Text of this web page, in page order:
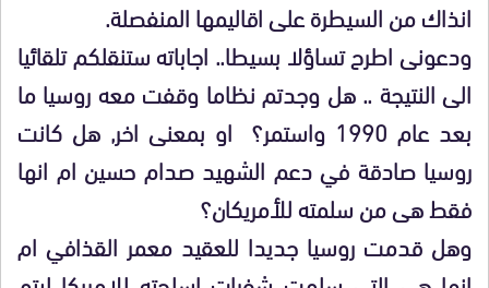
انذاك من السيطرة على اقاليمها المنفصلة.
ودعونى اطرح تساؤلا بسيطا.. اجاباته ستنقلكم تلقائيا
الى النتيجة .. هل وجدتم نظاما وقفت معه روسيا ما
بعد عام 1990 واستمر؟ او بمعنى اخر, هل كانت
روسيا صادقة في دعم الشهيد صدام حسين ام انها
فقط هى من سلمته للأمريكان؟
وهل قدمت روسيا جديدا للعقيد معمر القذافي ام